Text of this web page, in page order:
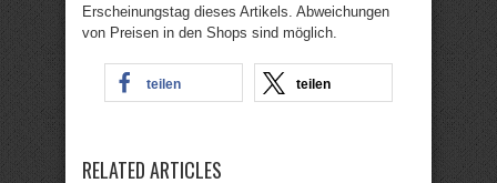
Erscheinungstag dieses Artikels. Abweichungen
von Preisen in den Shops sind möglich.
teilen teilen
RELATED ARTICLES